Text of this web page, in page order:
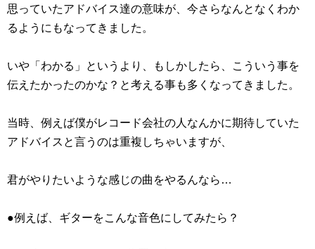
思っていたアドバイス達の意味が、今さらなんとなくわか
るようにもなってきました。
いや「わかる」というより、もしかしたら、こういう事を
伝えたかったのかな？と考える事も多くなってきました。
当時、例えば僕がレコード会社の人なんかに期待していた
アドバイスと言うのは重複しちゃいますが、
君がやりたいような感じの曲をやるんなら…
●例えば、ギターをこんな音色にしてみたら？